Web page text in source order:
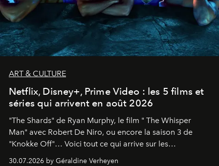
ART & CULTURE
Netflix, Disney+, Prime Video : les 5 films et
séries qui arrivent en août 2026
"The Shards" de Ryan Murphy, le film " The Whisper
Man" avec Robert De Niro, ou encore la saison 3 de
"Knokke Off"… Voici tout ce qui arrive sur les
plateformes de streaming en août 2026.
30.07.2026 by Géraldine Verheyen